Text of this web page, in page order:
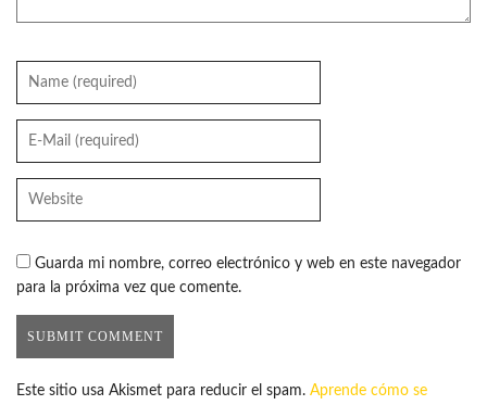
Guarda mi nombre, correo electrónico y web en este navegador
para la próxima vez que comente.
Este sitio usa Akismet para reducir el spam. Aprende cómo se